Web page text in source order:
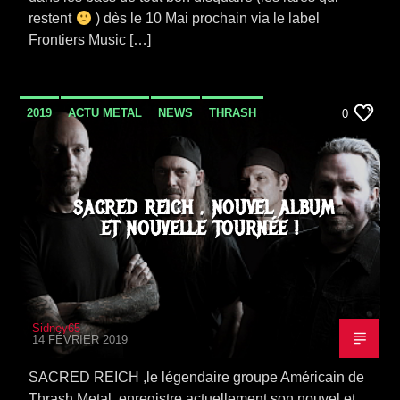
restent
) dès le 10 Mai prochain via le label
Frontiers Music […]
2019 ACTU METAL NEWS THRASH 0
SACRED REICH , NOUVEL ALBUM
ET NOUVELLE TOURNÉE !
Sidney65
14 FÉVRIER 2019
SACRED REICH ,le légendaire groupe Américain de